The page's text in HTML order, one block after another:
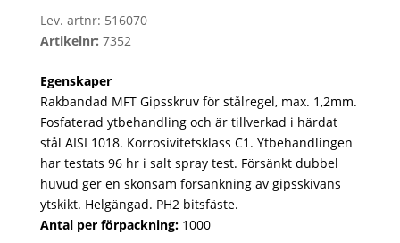
Lev. artnr: 516070
Artikelnr: 7352
Egenskaper
Rakbandad MFT Gipsskruv för stålregel, max. 1,2mm.
Fosfaterad ytbehandling och är tillverkad i härdat
stål AISI 1018. Korrosivitetsklass C1. Ytbehandlingen
har testats 96 hr i salt spray test. Försänkt dubbel
huvud ger en skonsam försänkning av gipsskivans
ytskikt. Helgängad. PH2 bitsfäste.
Antal per förpackning:1000